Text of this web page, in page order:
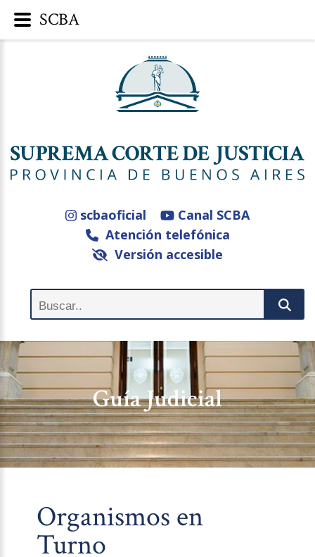
scbaoficial
Canal SCBA
Atención telefónica
Versión accesible
Guía Judicial
Organismos en
Turno
SCBA